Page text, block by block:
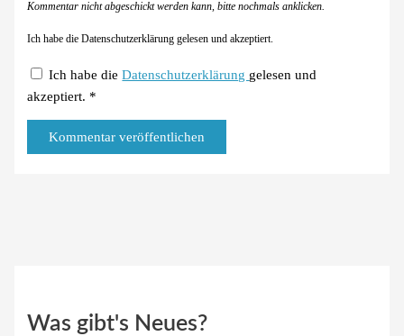
Kommentar nicht abgeschickt werden kann, bitte nochmals anklicken.
Ich habe die Datenschutzerklärung gelesen und akzeptiert.
Ich habe dieDatenschutzerklärung gelesen und
akzeptiert. *
Was gibt's Neues?